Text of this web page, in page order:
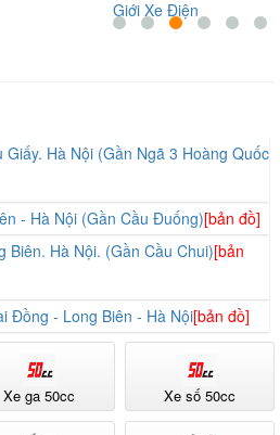
Hà Nội (Gần Ngã 3 Hoàng Quốc
- Hà Nội (Gần Cầu Đuống)[bản đồ]
Biên. Hà Nội. (Gần Cầu Chui)[bản
Đồng - Long Biên - Hà Nội[bản đồ]
Xe ga 50cc Xe số 50cc